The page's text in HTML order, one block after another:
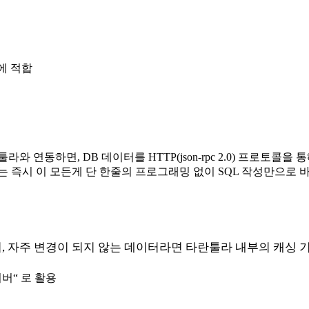
적합
와 연동하면, DB 데이터를 HTTP(json-rpc 2.0) 프로토콜을
즉시 이 모든게 단 한줄의 프로그래밍 없이 SQL 작성만으로
주 변경이 되지 않는 데이터라면 타란툴라 내부의 캐싱
“ 로 활용